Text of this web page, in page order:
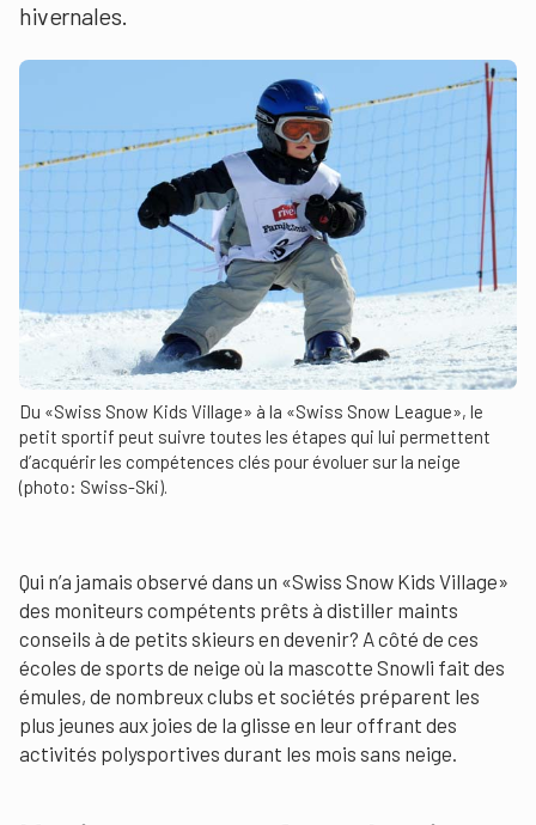
hivernales.
Du «Swiss Snow Kids Village» à la «Swiss Snow League», le
petit sportif peut suivre toutes les étapes qui lui permettent
d’acquérir les compétences clés pour évoluer sur la neige
(photo: Swiss-Ski).
Qui n’a jamais observé dans un «Swiss Snow Kids Village»
des moniteurs compétents prêts à distiller maints
conseils à de petits skieurs en devenir? A côté de ces
écoles de sports de neige où la mascotte Snowli fait des
émules, de nombreux clubs et sociétés préparent les
plus jeunes aux joies de la glisse en leur offrant des
activités polysportives durant les mois sans neige.